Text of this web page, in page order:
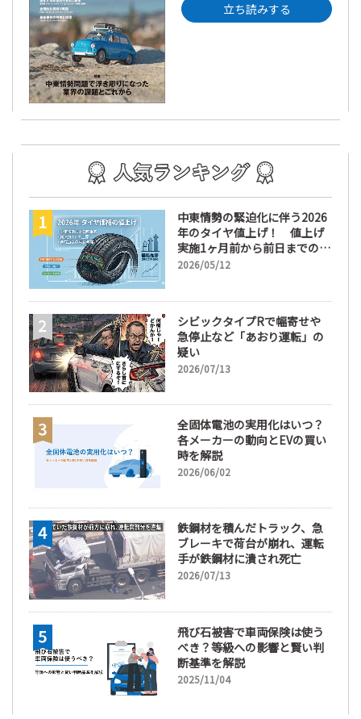
立ち読みする
中東情勢の緊迫化に伴う2026
年のタイヤ値上げ！ 値上げ
実施1ヶ月前から前日までの期
間が販売において極めて重要
2026/05/12
シビックタイプRで幅寄せや
急停止など「あおり運転」の
疑い
2026/07/13
全固体電池の実用化はいつ？
各メーカーの動向とEVの買い
時を解説
2026/06/02
鉄鋼材を積んだトラック、急
ブレーキで荷台が崩れ、運転
手が鉄鋼材に潰され死亡
2026/07/13
飛び石被害で車両保険は使う
べき？等級への影響と賢い判
断基準を解説
2025/11/04